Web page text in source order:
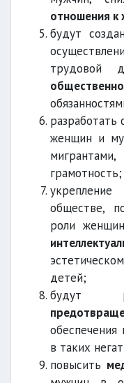
отношения
будут
трудовой
разработать
женщин и
грамотность;
обществе,
роли
детей;
будут
в таких
повысить